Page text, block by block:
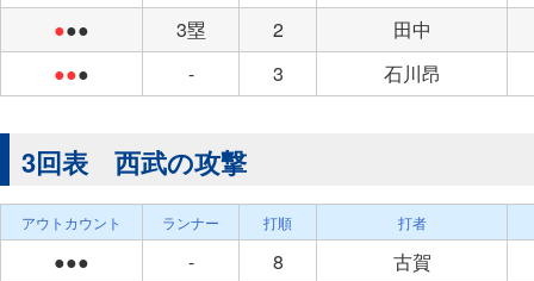
●●● 3塁 2
田中
●●● - 3 石川昂
3回表 西武の攻撃
アウトカウント ランナー 打順 打者
●●● - 8
古賀